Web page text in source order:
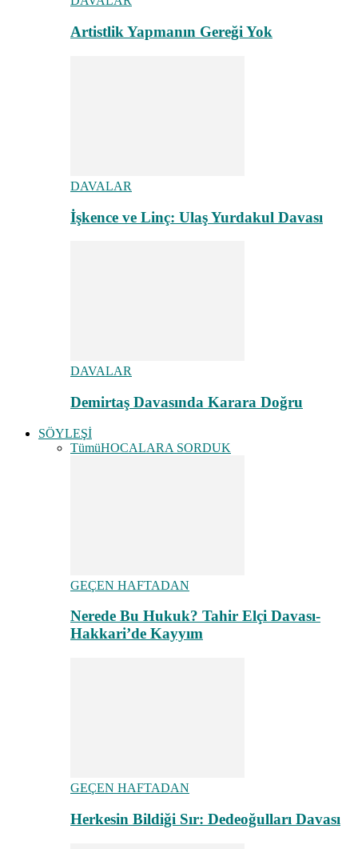
Artistlik Yapmanın Gereği Yok
DAVALAR
İşkence ve Linç: Ulaş Yurdakul Davası
DAVALAR
Demirtaş Davasında Karara Doğru
SÖYLEŞİ
TümüHOCALARA SORDUK
GEÇEN HAFTADAN
Nerede Bu Hukuk? Tahir Elçi Davası-
Hakkari’de Kayyım
GEÇEN HAFTADAN
Herkesin Bildiği Sır: Dedeoğulları Davası